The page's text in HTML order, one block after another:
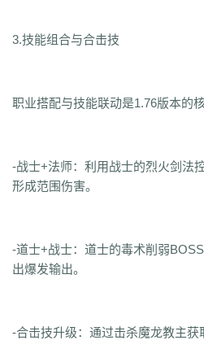
3.技能组合与合击技
职业搭配与技能联动是1.76版本的核
-战士+法师：利用战士的烈火剑法
形成范围伤害。
-道士+战士：道士的毒术削弱
出爆发输出。
-合击技升级：通过击杀魔龙教主